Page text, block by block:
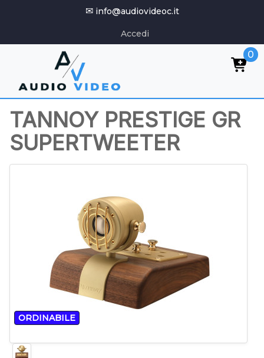
✉ info@audiovideoc.it
Accedi
0
TANNOY PRESTIGE GR
SUPERTWEETER
ORDINABILE